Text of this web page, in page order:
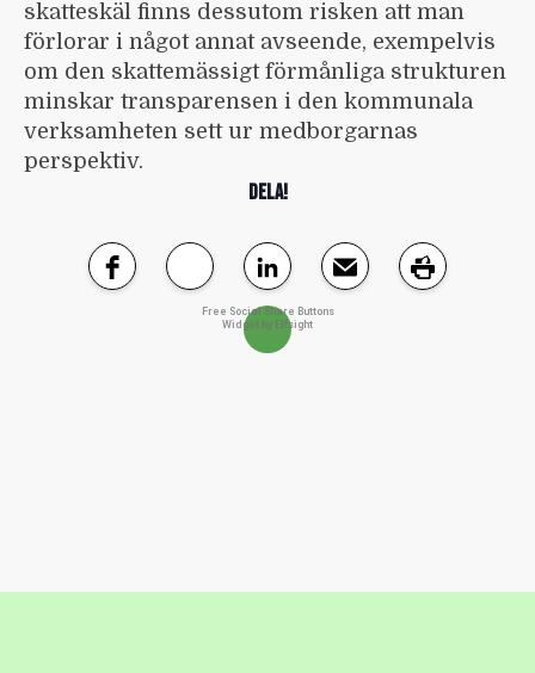
skatteskäl finns dessutom risken att man
förlorar i något annat avseende, exempelvis
om den skattemässigt förmånliga strukturen
minskar transparensen i den kommunala
verksamheten sett ur medborgarnas
perspektiv.
DELA!
Free Social Share Buttons
Widget by Elfsight